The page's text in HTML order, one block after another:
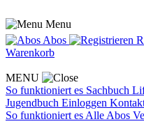
Menu
Abos
Warenkorb
MENU
So funktioniert es Sachbuch
Jugendbuch Einloggen
So funktioniert es Alle Abos